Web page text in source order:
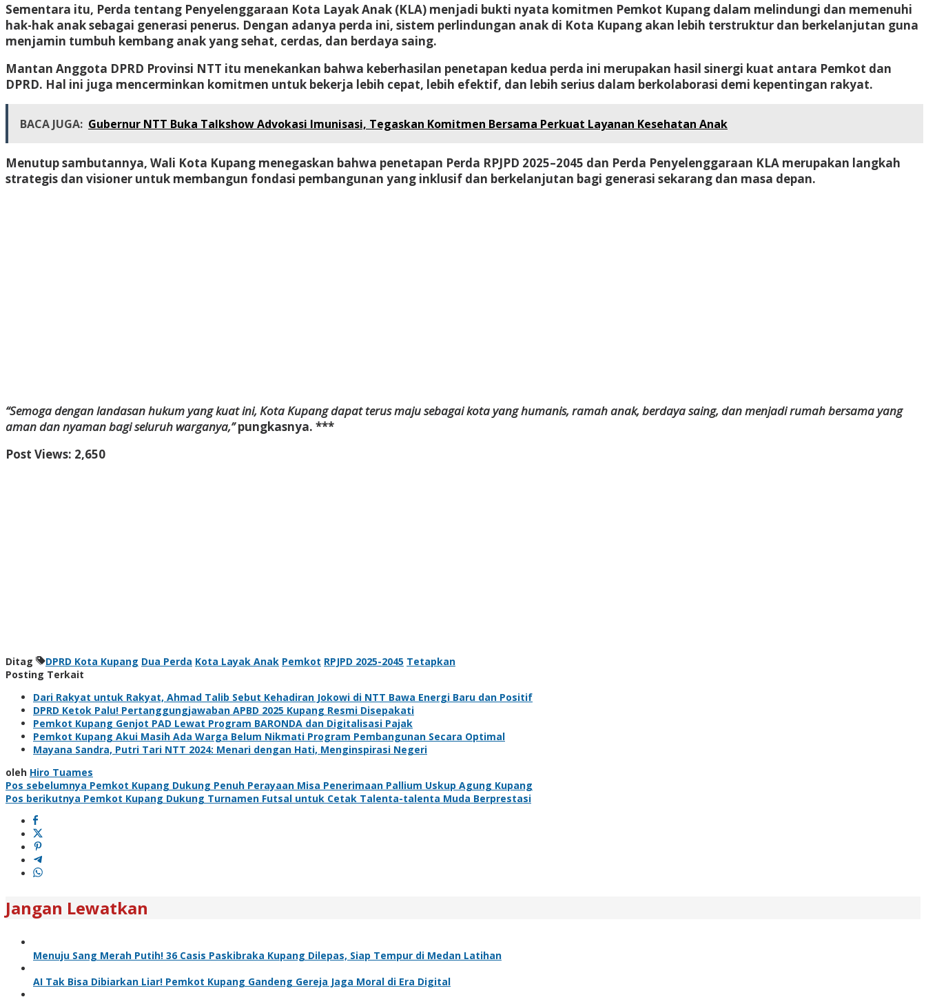
Sementara itu, Perda tentang Penyelenggaraan Kota Layak Anak (KLA) menjadi bukti nyata komitmen Pemkot Kupang dalam melindungi dan memenuhi
hak-hak anak sebagai generasi penerus. Dengan adanya perda ini, sistem perlindungan anak di Kota Kupang akan lebih terstruktur dan berkelanjutan guna
menjamin tumbuh kembang anak yang sehat, cerdas, dan berdaya saing.
Mantan Anggota DPRD Provinsi NTT itu menekankan bahwa keberhasilan penetapan kedua perda ini merupakan hasil sinergi kuat antara Pemkot dan
DPRD. Hal ini juga mencerminkan komitmen untuk bekerja lebih cepat, lebih efektif, dan lebih serius dalam berkolaborasi demi kepentingan rakyat.
BACA JUGA: Gubernur NTT Buka Talkshow Advokasi Imunisasi, Tegaskan Komitmen Bersama Perkuat Layanan Kesehatan Anak
Menutup sambutannya, Wali Kota Kupang menegaskan bahwa penetapan Perda RPJPD 2025–2045 dan Perda Penyelenggaraan KLA merupakan langkah
strategis dan visioner untuk membangun fondasi pembangunan yang inklusif dan berkelanjutan bagi generasi sekarang dan masa depan.
“Semoga dengan landasan hukum yang kuat ini, Kota Kupang dapat terus maju sebagai kota yang humanis, ramah anak, berdaya saing, dan menjadi rumah bersama yang
aman dan nyaman bagi seluruh warganya,”pungkasnya. ***
Post Views: 2,650
Ditag DPRD Kota Kupang Dua Perda Kota Layak Anak Pemkot RPJPD 2025-2045 Tetapkan
Posting Terkait
Dari Rakyat untuk Rakyat, Ahmad Talib Sebut Kehadiran Jokowi di NTT Bawa Energi Baru dan Positif
DPRD Ketok Palu! Pertanggungjawaban APBD 2025 Kupang Resmi Disepakati
Pemkot Kupang Genjot PAD Lewat Program BARONDA dan Digitalisasi Pajak
Pemkot Kupang Akui Masih Ada Warga Belum Nikmati Program Pembangunan Secara Optimal
Mayana Sandra, Putri Tari NTT 2024: Menari dengan Hati, Menginspirasi Negeri
oleh Hiro Tuames
Navigasi
pos
Pos sebelumnya Pemkot Kupang Dukung Penuh Perayaan Misa Penerimaan Pallium Uskup Agung Kupang
Pos berikutnya Pemkot Kupang Dukung Turnamen Futsal untuk Cetak Talenta-talenta Muda Berprestasi
Jangan Lewatkan
Menuju Sang Merah Putih! 36 Casis Paskibraka Kupang Dilepas, Siap Tempur di Medan Latihan
AI Tak Bisa Dibiarkan Liar! Pemkot Kupang Gandeng Gereja Jaga Moral di Era Digital